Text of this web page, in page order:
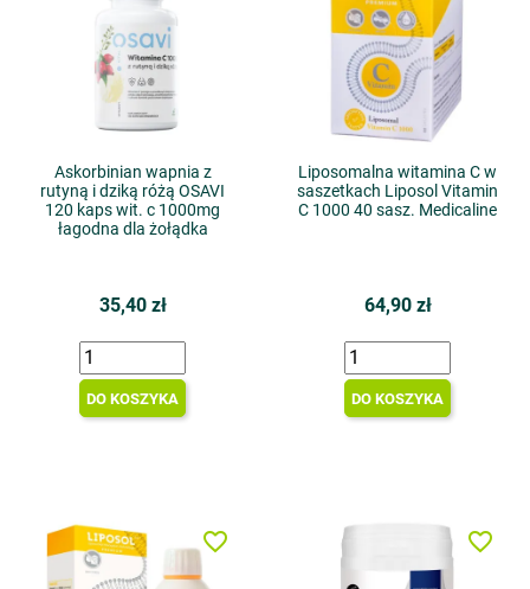
Askorbinian wapnia z
rutyną i dziką różą OSAVI
120 kaps wit. c 1000mg
łagodna dla żołądka
35,40 zł
DO KOSZYKA
Liposomalna witamina C w
saszetkach Liposol Vitamin
C 1000 40 sasz. Medicaline
64,90 zł
DO KOSZYKA
favorite_border favorite_border